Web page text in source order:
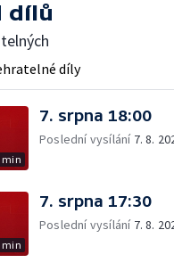
dílů
díly
min
7. srpna 18:00
Poslední vysílání 7. 8.
min
7. srpna 17:30
Poslední vysílání 7. 8.